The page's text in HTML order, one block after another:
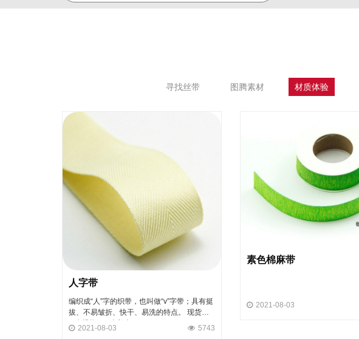
寻找丝带 图腾素材 材质体验
人字带
编织成“人”字的织带，也叫做“v”字带；具有挺
拔、不易皱折、快干、易洗的特点。 现货有
2 个规格，7 个颜色。
2021-08-03 5743
素色棉麻带
2021-08-03